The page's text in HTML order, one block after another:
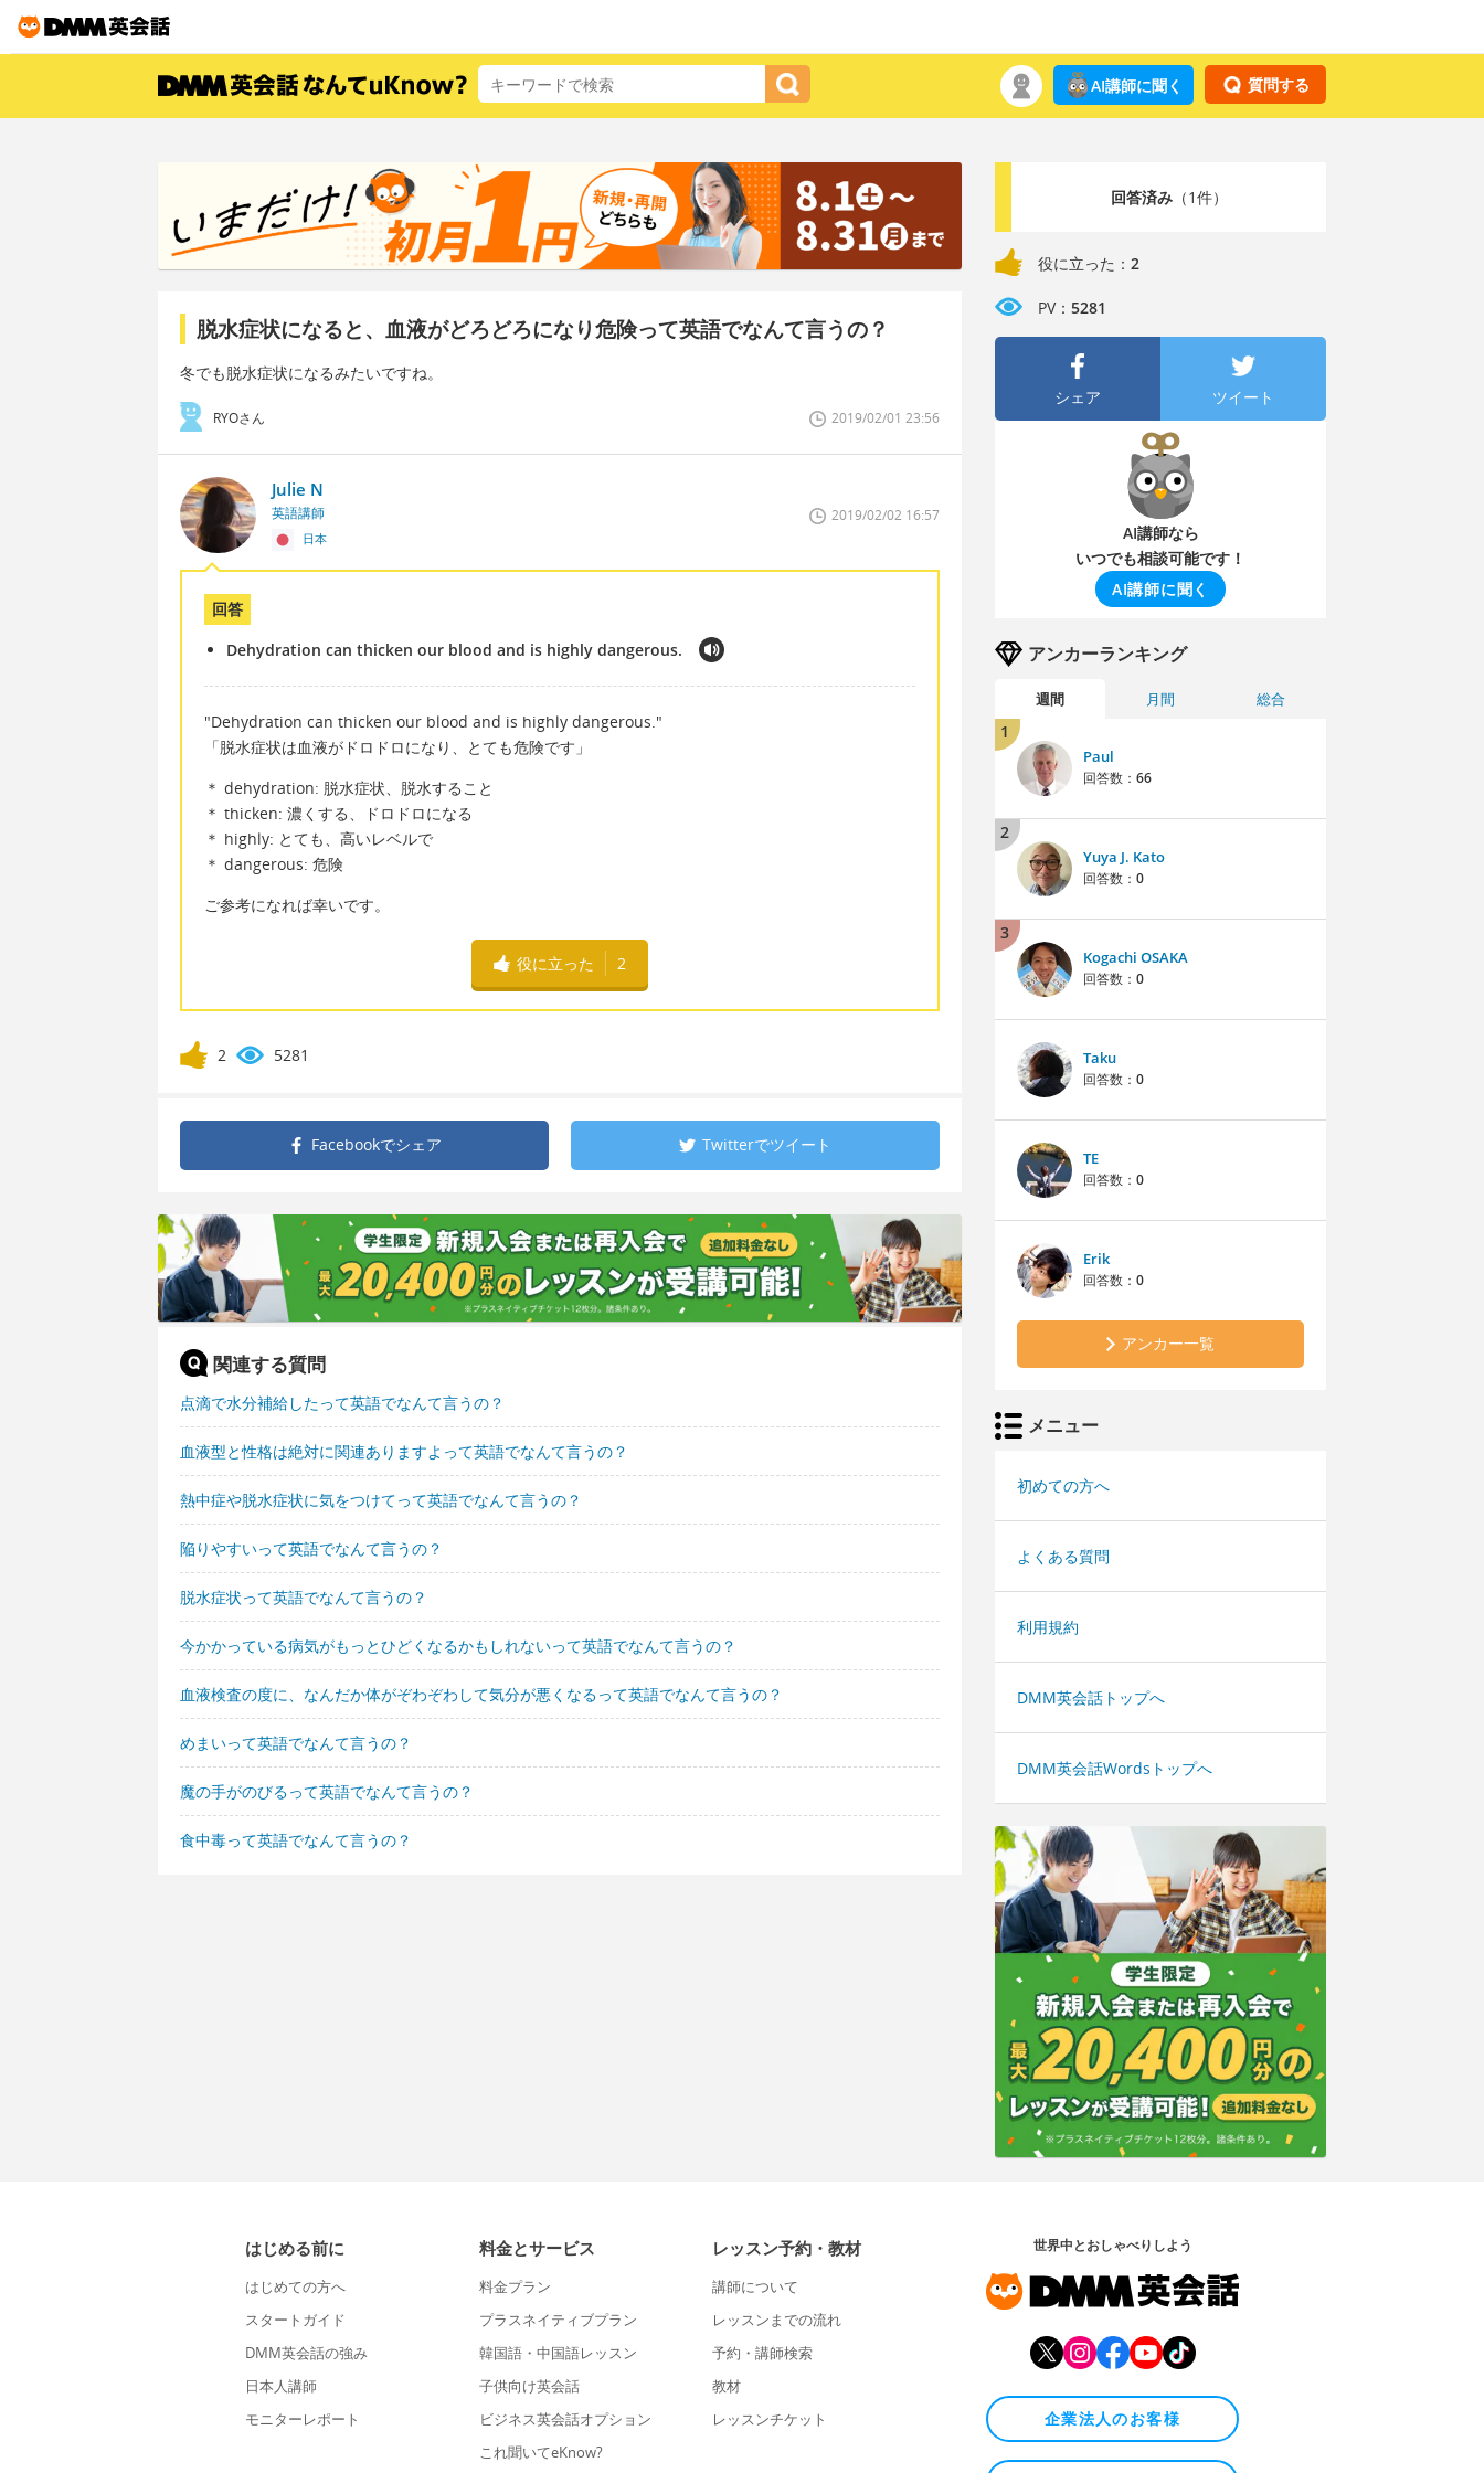
質問する
AI講師に聞く
脱水症状になると、血液がどろどろになり危険って英語でなんて言うの？
冬でも脱水症状になるみたいですね。
RYOさん 2019/02/01 23:56
Julie N
英語講師
日本
2019/02/02 16:57
回答
Dehydration can thicken our blood and is highly dangerous.
"Dehydration can thicken our blood and is highly dangerous."
「脱水症状は血液がドロドロになり、とても危険です」
＊ dehydration: 脱水症状、脱水すること
＊ thicken: 濃くする、ドロドロになる
＊ highly: とても、高いレベルで
＊ dangerous: 危険
ご参考になれば幸いです。
役に立った 2
2 5281
Facebookでシェア Twitterでツイート
関連する質問
点滴で水分補給したって英語でなんて言うの？
血液型と性格は絶対に関連ありますよって英語でなんて言うの？
熱中症や脱水症状に気をつけてって英語でなんて言うの？
陥りやすいって英語でなんて言うの？
脱水症状って英語でなんて言うの？
今かかっている病気がもっとひどくなるかもしれないって英語でなんて言うの？
血液検査の度に、なんだか体がぞわぞわして気分が悪くなるって英語でなんて言うの？
めまいって英語でなんて言うの？
魔の手がのびるって英語でなんて言うの？
食中毒って英語でなんて言うの？
回答済み（1件）
役に立った： 2
PV： 5281
シェア ツイート
AI講師なら
いつでも相談可能です！
AI講師に聞く
アンカーランキング
週間 月間 総合
1
Paul
回答数： 66
2
Yuya J. Kato
回答数： 0
3
Kogachi OSAKA
回答数： 0
Taku
回答数： 0
TE
回答数： 0
Erik
回答数： 0
アンカー一覧
メニュー
初めての方へ
よくある質問
利用規約
DMM英会話トップへ
DMM英会話Wordsトップへ
はじめる前に
はじめての方へ
スタートガイド
DMM英会話の強み
日本人講師
モニターレポート
料金とサービス
料金プラン
プラスネイティブプラン
韓国語・中国語レッスン
子供向け英会話
ビジネス英会話オプション
これ聞いてeKnow?
レッスン予約・教材
講師について
レッスンまでの流れ
予約・講師検索
教材
レッスンチケット
世界中とおしゃべりしよう
企業法人のお客様